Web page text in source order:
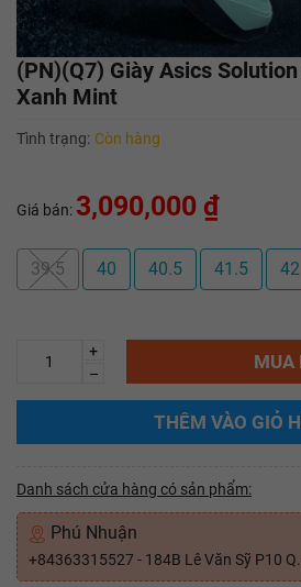
(PN)(Q7) Giày Asics
Xanh Mint
Tình trạng: Còn hàng
Giá bán: 3,090,000 ₫
39.5 40 40.5 41.5 42
+
–
MUA
THÊM VÀO GIỎ
Danh sách cửa hàng có sản phẩm:
Phú Nhuận
+84363315527 - 184B Lê Văn Sỹ P10